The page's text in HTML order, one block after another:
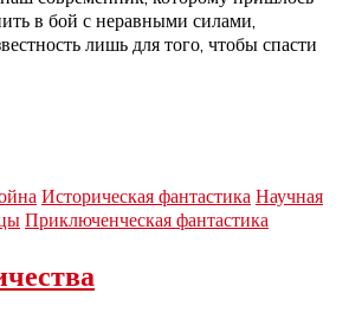
в бой с неравными силами,
лишь для того, чтобы спасти
Историческая фантастика Научная
Приключенческая фантастика